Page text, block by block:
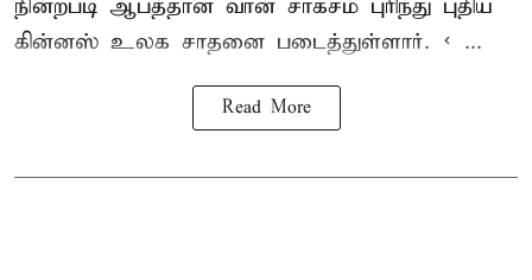
நின்றபடி ஆபத்தான வான் சாகசம் புரிந்து புதிய
கின்னஸ் உலக சாதனை படைத்துள்ளார். < ...
Read More